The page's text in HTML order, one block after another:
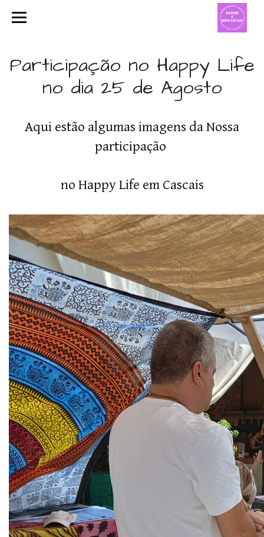
Participação no Happy Life
no dia 25 de Agosto
Aqui estão algumas imagens da Nossa
participação
no Happy Life em Cascais